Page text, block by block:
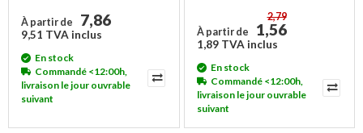
À partir de 7,86
9,51 TVA inclus
En stock
Commandé <12:00h,
livraison le jour ouvrable
suivant
À partir de
2,79
1,56
1,89 TVA inclus
En stock
Commandé <12:00h,
livraison le jour ouvrable
suivant